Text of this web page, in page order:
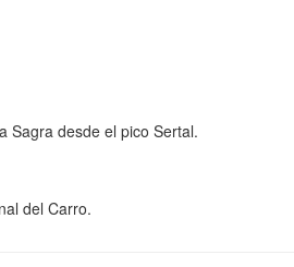
Sagra desde el pico Sertal.
del Carro.